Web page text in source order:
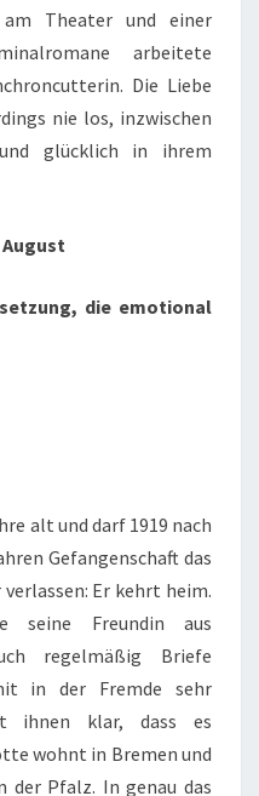
am Theater und einer
arbeitete
Die Liebe
nie los, inzwischen
glücklich in ihrem
August
die emotional
alt und darf 1919 nach
Gefangenschaft das
Er kehrt heim.
seine Freundin aus
regelmäßig Briefe
in der Fremde sehr
ihnen klar, dass es
wohnt in Bremen und
der Pfalz. In genau das